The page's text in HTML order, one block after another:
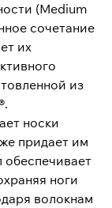
(Medium
сочетание
их
из
носки
придает им
ноги
волокнам